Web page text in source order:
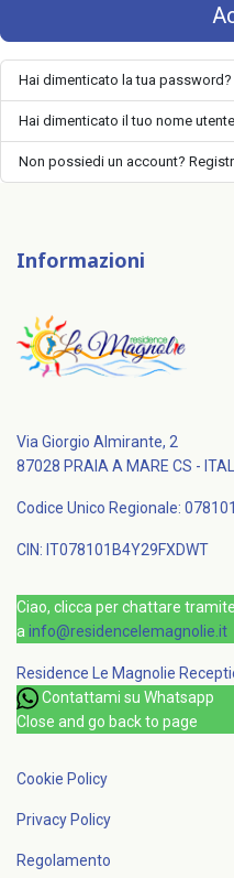
Hai dimenticato la tua password?
Hai dimenticato il tuo nome
Non possiedi un account?
Informazioni
Via Giorgio Almirante, 2
87028 PRAIA A MARE CS -
Codice Unico Regionale:
CIN: IT078101B4Y29FXDWT
Ciao, clicca per chattare
a info@residencelemagnolie.it
Residence Le Magnolie
Contattami su Whatsapp
Close and go back to page
Cookie Policy
Privacy Policy
Regolamento